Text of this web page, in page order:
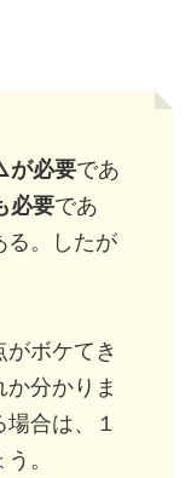
必要であ
要であ
る。したが
ボケてき
分かりま
合は、１
。